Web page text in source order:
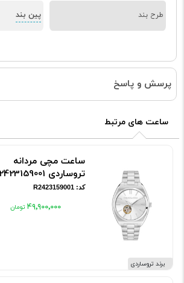
طرح بند پین بند
پرسش و پاسخ
ساعت های مرتبط
برند تروساردی
ساعت مچی مردانه
تروساردی R2423159001
کد: R2423159001
۴۹٬۹۰۰٬۰۰۰